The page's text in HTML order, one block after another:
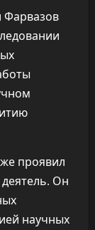
Фарвазов
проявил
Он
научных